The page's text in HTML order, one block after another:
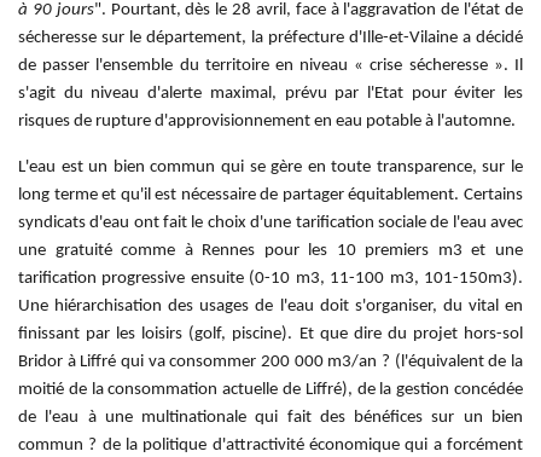
à 90 jours". Pourtant, dès le 28 avril, face à l'aggravation de l'état de
sécheresse sur le département, la préfecture d'Ille-et-Vilaine a décidé
de passer l'ensemble du territoire en niveau « crise sécheresse ». Il
s'agit du niveau d'alerte maximal, prévu par l'Etat pour éviter les
risques de rupture d'approvisionnement en eau potable à l'automne.
L'eau est un bien commun qui se gère en toute transparence, sur le
long terme et qu'il est nécessaire de partager équitablement. Certains
syndicats d'eau ont fait le choix d'une tarification sociale de l'eau avec
une gratuité comme à Rennes pour les 10 premiers m3 et une
tarification progressive ensuite (0-10 m3, 11-100 m3, 101-150m3).
Une hiérarchisation des usages de l'eau doit s'organiser, du vital en
finissant par les loisirs (golf, piscine). Et que dire du projet hors-sol
Bridor à Liffré qui va consommer 200 000 m3/an ? (l'équivalent de la
moitié de la consommation actuelle de Liffré), de la gestion concédée
de l'eau à une multinationale qui fait des bénéfices sur un bien
commun ? de la politique d'attractivité économique qui a forcément